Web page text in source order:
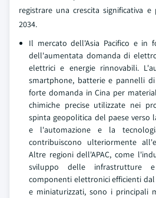
registrare una crescita significativa
2034.
Il mercato dell'Asia Pacifico e in
dell'aumentata domanda di
elettrici e energie rinnovabili.
smartphone, batterie e pannelli di
forte domanda in Cina per
chimiche precise utilizzate nei
spinta geopolitica del paese verso
e l'automazione e la
contribuiscono ulteriormente
Altre regioni dell'APAC, come
sviluppo delle infrastrutture
componenti elettronici efficienti
e miniaturizzati, sono i principali